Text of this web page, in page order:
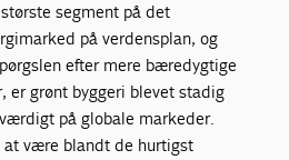
segment på det
på verdensplan, og
efter mere bæredygtige
er grønt byggeri blevet stadig
på globale markeder.
at være blandt de hurtigst